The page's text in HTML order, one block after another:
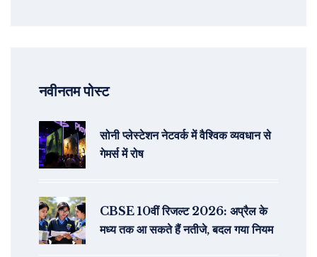
नवीनतम पोस्ट
सोनी प्लेस्टेशन नेटवर्क में वैश्विक व्यवधान से
गेमर्स में रोष
CBSE 10वीं रिजल्ट 2026: अप्रैल के
मध्य तक आ सकते हैं नतीजे, बदल गया नियम